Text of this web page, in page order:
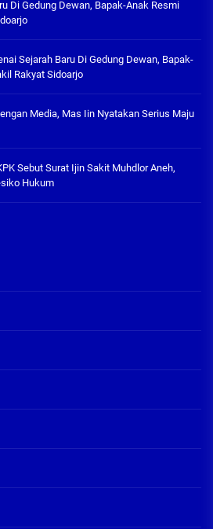
Di Gedung Dewan, Bapak-Anak Resmi
Sejarah Baru Di Gedung Dewan, Bapak-
Rakyat Sidoarjo
Media, Mas Iin Nyatakan Serius Maju
Sebut Surat Ijin Sakit Muhdlor Aneh,
Hukum